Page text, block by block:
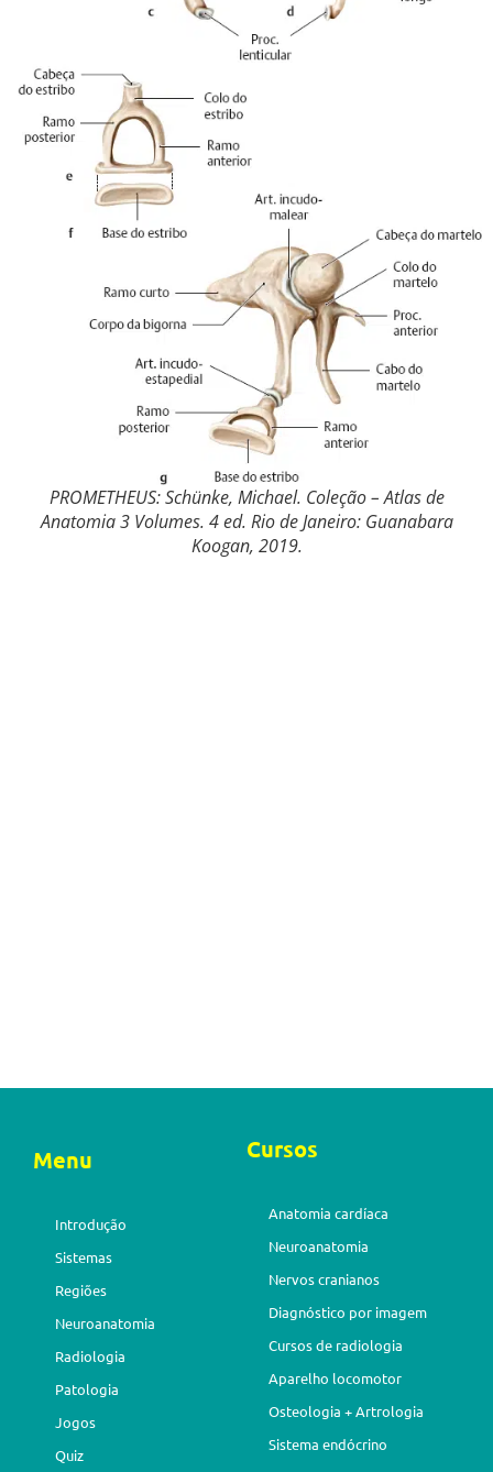
PROMETHEUS: Schünke, Michael. Coleção – Atlas de
Anatomia 3 Volumes. 4 ed. Rio de Janeiro: Guanabara
Koogan, 2019.
Menu
Introdução
Sistemas
Regiões
Neuroanatomia
Radiologia
Patologia
Jogos
Quiz
Cursos
Anatomia cardíaca
Neuroanatomia
Nervos cranianos
Diagnóstico por imagem
Cursos de radiologia
Aparelho locomotor
Osteologia + Artrologia
Sistema endócrino